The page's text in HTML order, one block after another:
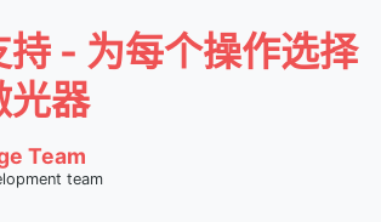
持 - 为每个操作选择
光器
Team
team